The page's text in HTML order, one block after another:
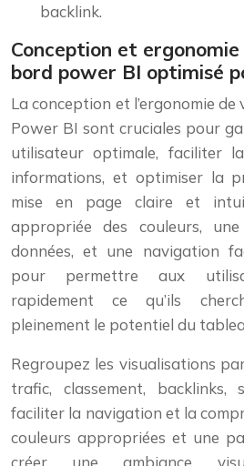
backlink.
Conception et ergonomie
bord power BI optimisé
La conception et l’ergonomie
Power BI sont cruciales pour
utilisateur optimale, faciliter
informations, et optimiser la
mise en page claire et
appropriée des couleurs,
données, et une navigation
pour permettre aux
rapidement ce qu’ils
pleinement le potentiel du
Regroupez les visualisations
trafic, classement,
faciliter la navigation et la
couleurs appropriées et une
créer une ambiance